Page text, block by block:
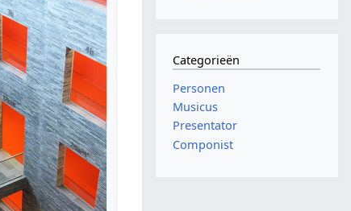
Categorieën
Personen
Musicus
Presentator
Componist